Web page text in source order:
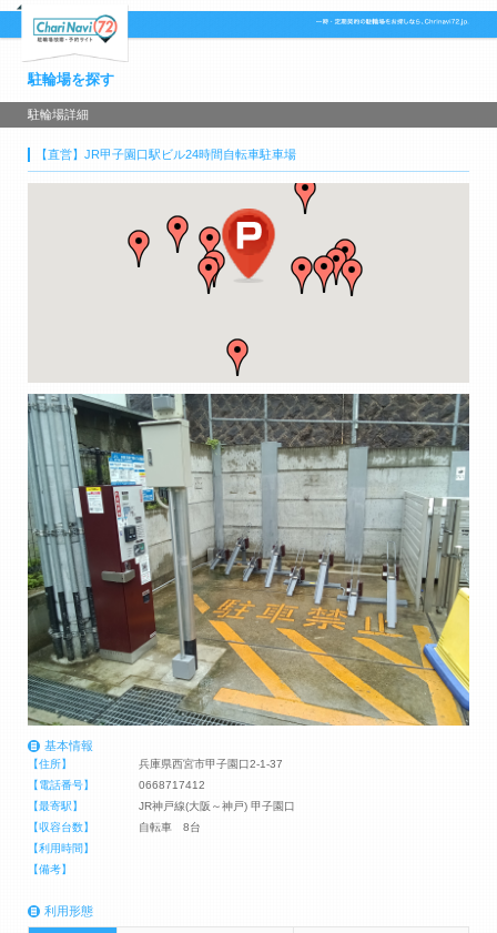
駐輪場を探す
駐輪場詳細
【直営】JR甲子園口駅ビル24時間自転車駐車場
基本情報
【住所】
兵庫県西宮市甲子園口2-1-37
【電話番号】
0668717412
【最寄駅】
JR神戸線(大阪～神戸) 甲子園口
【収容台数】
自転車 8台
【利用時間】
【備考】
利用形態